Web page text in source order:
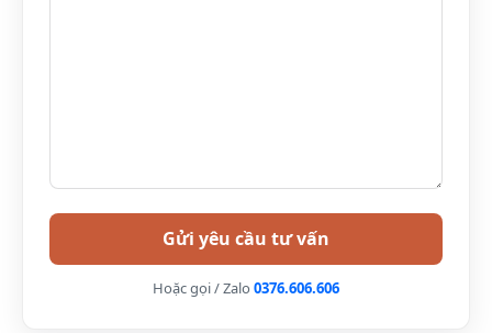
Hoặc gọi / Zalo 0376.606.606